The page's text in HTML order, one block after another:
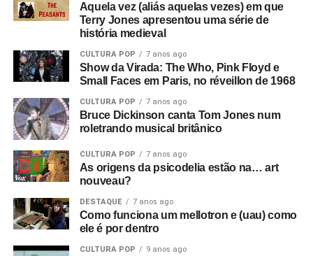
Aquela vez (aliás aquelas vezes) em que
Terry Jones apresentou uma série de
história medieval
CULTURA POP 7 anos ago
Show da Virada: The Who, Pink Floyd e
Small Faces em Paris, no réveillon de 1968
CULTURA POP 7 anos ago
Bruce Dickinson canta Tom Jones num
roletrando musical britânico
CULTURA POP 7 anos ago
As origens da psicodelia estão na… art
nouveau?
DESTAQUE 7 anos ago
Como funciona um mellotron e (uau) como
ele é por dentro
CULTURA POP 9 anos ago